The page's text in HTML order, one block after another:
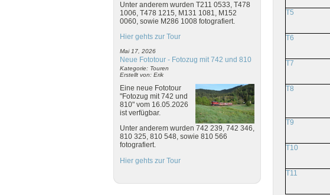
Unter anderem wurden T211 0533, T478
1006, T478 1215, M131 1081, M152
0060, sowie M286 1008 fotografiert.
Hier gehts zur Tour
Mai 17, 2026
Neue Fototour - Fotozug mit 742 und 810
Kategorie: Touren
Erstellt von: Erik
Eine neue Fototour
"Fotozug mit 742 und
810" vom 16.05.2026
ist verfügbar.
Unter anderem wurden 742 239, 742 346,
810 325, 810 548, sowie 810 566
fotografiert.
Hier gehts zur Tour
T5
T6
T7
T8
T9
T10
T11